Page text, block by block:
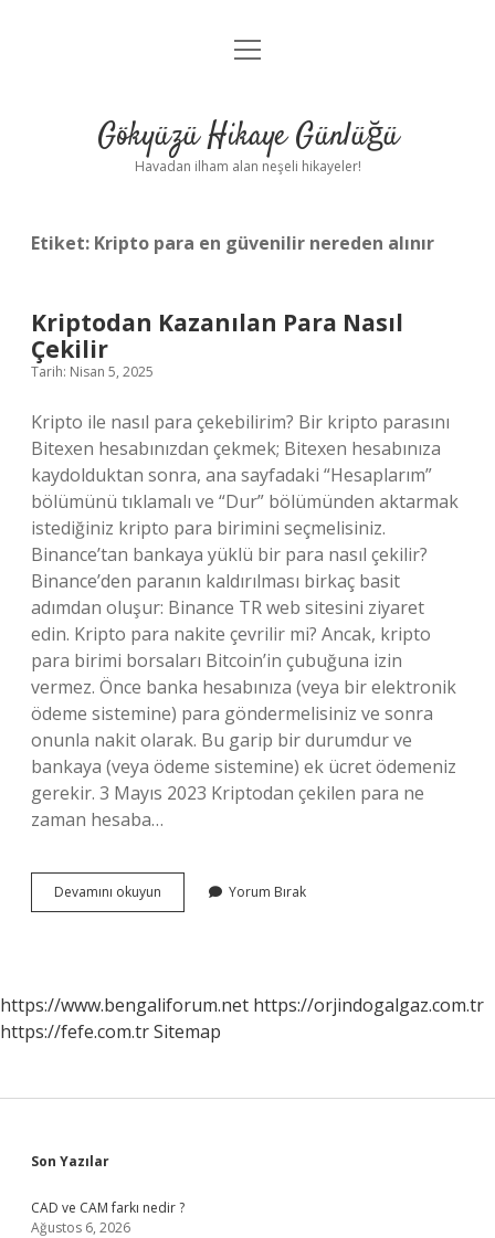
Anasayfa
Yasal Uyarı
menüyü
Gökyüzü Hikaye Günlüğü
Havadan ilham alan neşeli hikayeler!
Etiket: Kripto para en güvenilir nereden alınır
Kriptodan Kazanılan Para Nasıl
Çekilir
Tarih: Nisan 5, 2025
Kripto ile nasıl para çekebilirim? Bir kripto parasını
Bitexen hesabınızdan çekmek; Bitexen hesabınıza
kaydolduktan sonra, ana sayfadaki “Hesaplarım”
bölümünü tıklamalı ve “Dur” bölümünden aktarmak
istediğiniz kripto para birimini seçmelisiniz.
Binance’tan bankaya yüklü bir para nasıl çekilir?
Binance’den paranın kaldırılması birkaç basit
adımdan oluşur: Binance TR web sitesini ziyaret
edin. Kripto para nakite çevrilir mi? Ancak, kripto
para birimi borsaları Bitcoin’in çubuğuna izin
vermez. Önce banka hesabınıza (veya bir elektronik
ödeme sistemine) para göndermelisiniz ve sonra
onunla nakit olarak. Bu garip bir durumdur ve
bankaya (veya ödeme sistemine) ek ücret ödemeniz
gerekir. 3 Mayıs 2023 Kriptodan çekilen para ne
zaman hesaba…
Devamını okuyun Kriptodan
Kazanılan
Yorum Bırak
https://www.bengaliforum.net https://orjindogalgaz.com.tr
https://fefe.com.trSitemap
Sidebar
Son Yazılar
CAD ve CAM farkı nedir ?
Ağustos 6, 2026